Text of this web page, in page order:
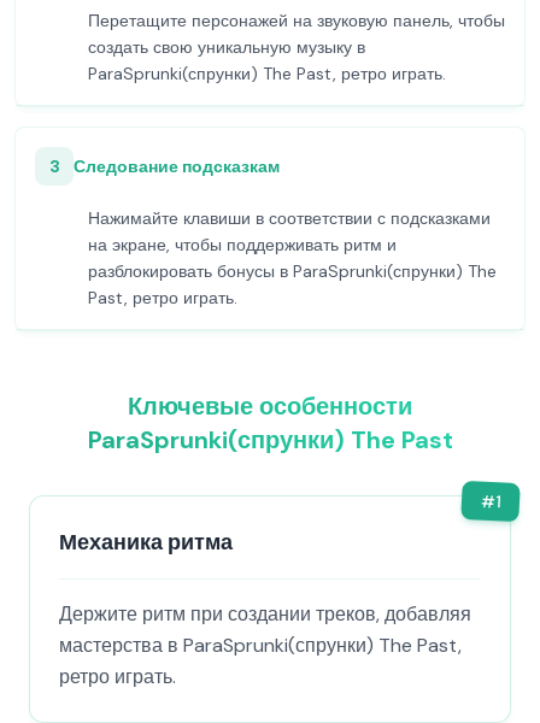
Перетащите персонажей на звуковую панель, чтобы
создать свою уникальную музыку в
ParaSprunki(спрунки) The Past, ретро играть.
3 Следование подсказкам
Нажимайте клавиши в соответствии с подсказками
на экране, чтобы поддерживать ритм и
разблокировать бонусы в ParaSprunki(спрунки) The
Past, ретро играть.
Ключевые особенности
ParaSprunki(спрунки) The Past
#1
Механика ритма
Держите ритм при создании треков, добавляя
мастерства в ParaSprunki(спрунки) The Past,
ретро играть.